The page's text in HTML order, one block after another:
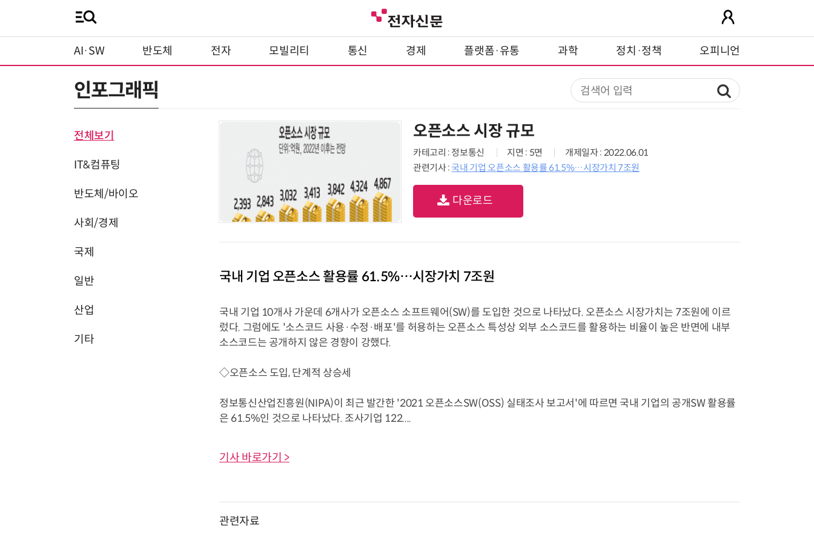
AI·SW 반도체 전자 모빌리티 통신 경제 플랫폼·유통 과학 정치·정책 오피니언
인포그래픽
전체보기
IT&컴퓨팅
반도체/바이오
사회/경제
국제
일반
산업
기타
오픈소스 시장 규모
카테고리 : 정보통신 지면 : 5면
개제일자 : 2022.06.01
관련기사 :국내 기업 오픈소스 활용률 61.5%…시장가치 7조원
다운로드
국내 기업 오픈소스 활용률 61.5%…시장가치 7조원
국내 기업 10개사 가운데 6개사가 오픈소스 소프트웨어(SW)를 도입한 것으로 나타났다. 오픈소스 시장가치는 7조원에 이르
렀다. 그럼에도 '소스코드 사용·수정·배포'를 허용하는 오픈소스 특성상 외부 소스코드를 활용하는 비율이 높은 반면에 내부
소스코드는 공개하지 않은 경향이 강했다.
◇오픈소스 도입, 단계적 상승세
정보통신산업진흥원(NIPA)이 최근 발간한 '2021 오픈소스SW(OSS) 실태조사 보고서'에 따르면 국내 기업의 공개SW 활용률
은 61.5%인 것으로 나타났다. 조사기업 122....
기사 바로가기 >
관련자료